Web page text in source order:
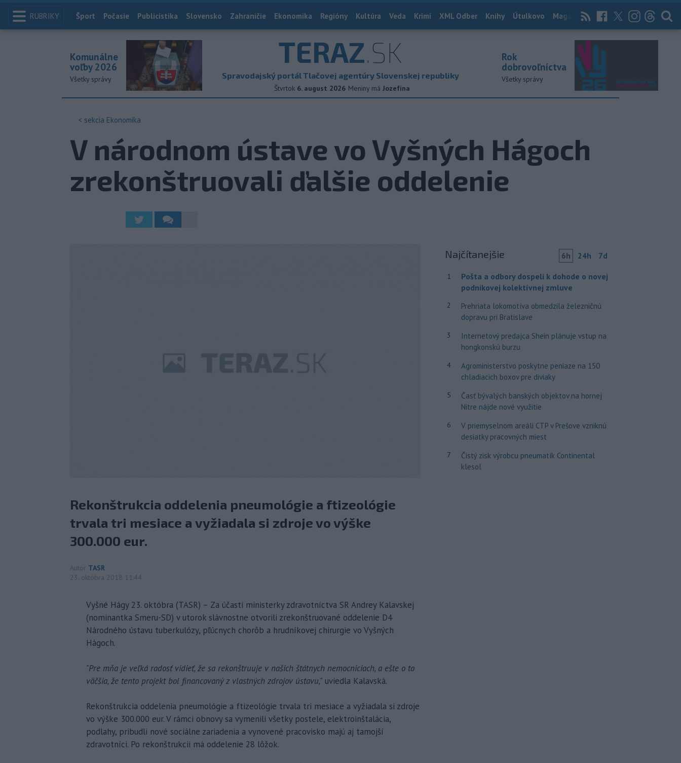
RUBRIKY Index
Šport Počasie Publicistika Slovensko Zahraničie Ekonomika Regióny Kultúra Veda Krimi XML Odber Knihy Útulkovo Magazín News Now Archív
TERAZ.SK
Spravodajský portál Tlačovej agentúry Slovenskej republiky
Štvrtok 6. august 2026 Meniny má Jozefína
Komunálne
voľby 2026
Všetky správy
Rok
dobrovoľníctva
Všetky správy
< sekcia Ekonomika
V národnom ústave vo Vyšných Hágoch
zrekonštruovali ďalšie oddelenie
Rekonštrukcia oddelenia pneumológie a ftizeológie
trvala tri mesiace a vyžiadala si zdroje vo výške
300.000 eur.
Autor TASR
23. októbra 2018 11:44
Vyšné Hágy 23. októbra (TASR) – Za účasti ministerky zdravotníctva SR Andrey Kalavskej
(nominantka Smeru-SD) v utorok slávnostne otvorili zrekonštruované oddelenie D4
Národného ústavu tuberkulózy, pľúcnych chorôb a hrudníkovej chirurgie vo Vyšných
Hágoch.
"Pre mňa je veľká radosť vidieť, že sa rekonštruuje v našich štátnych nemocniciach, a ešte o to
väčšia, že tento projekt bol financovaný z vlastných zdrojov ústavu," uviedla Kalavská.
Rekonštrukcia oddelenia pneumológie a ftizeológie trvala tri mesiace a vyžiadala si zdroje
vo výške 300.000 eur. V rámci obnovy sa vymenili všetky postele, elektroinštalácia,
podlahy, pribudli nové sociálne zariadenia a vynovené pracovisko majú aj tamojší
zdravotníci. Po rekonštrukcii má oddelenie 28 lôžok.
Najčítanejšie 6h 24h 7d
1
Pošta a odbory dospeli k dohode o novej
podnikovej kolektívnej zmluve
2
Prehriata lokomotíva obmedzila železničnú
dopravu pri Bratislave
3
Internetový predajca Shein plánuje vstup na
hongkonskú burzu
4
Agroministerstvo poskytne peniaze na 150
chladiacich boxov pre diviaky
5
Časť bývalých banských objektov na hornej
Nitre nájde nové využitie
6
V priemyselnom areáli CTP v Prešove vzniknú
desiatky pracovných miest
7
Čistý zisk výrobcu pneumatík Continental
klesol